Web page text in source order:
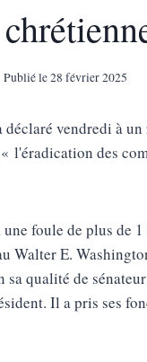
Publié le28 février 2025
vendredi à
l'éradication des
foule de plus de
Walter E.
qualité de
Il a pris ses